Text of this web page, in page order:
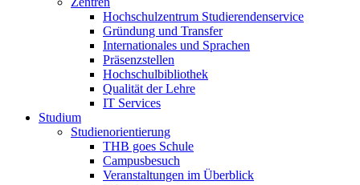
Hochschulzentrum Studierendenservice
Gründung und Transfer
Internationales und Sprachen
Präsenzstellen
Hochschulbibliothek
Qualität der Lehre
IT Services
Studium
Studienorientierung
THB goes Schule
Campusbesuch
Veranstaltungen im Überblick